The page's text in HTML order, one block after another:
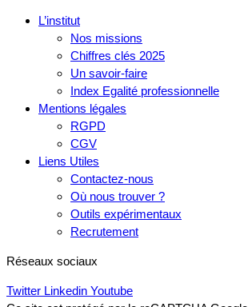
L’institut
Nos missions
Chiffres clés 2025
Un savoir-faire
Index Egalité professionnelle
Mentions légales
RGPD
CGV
Liens Utiles
Contactez-nous
Où nous trouver ?
Outils expérimentaux
Recrutement
Réseaux sociaux
Twitter Linkedin Youtube